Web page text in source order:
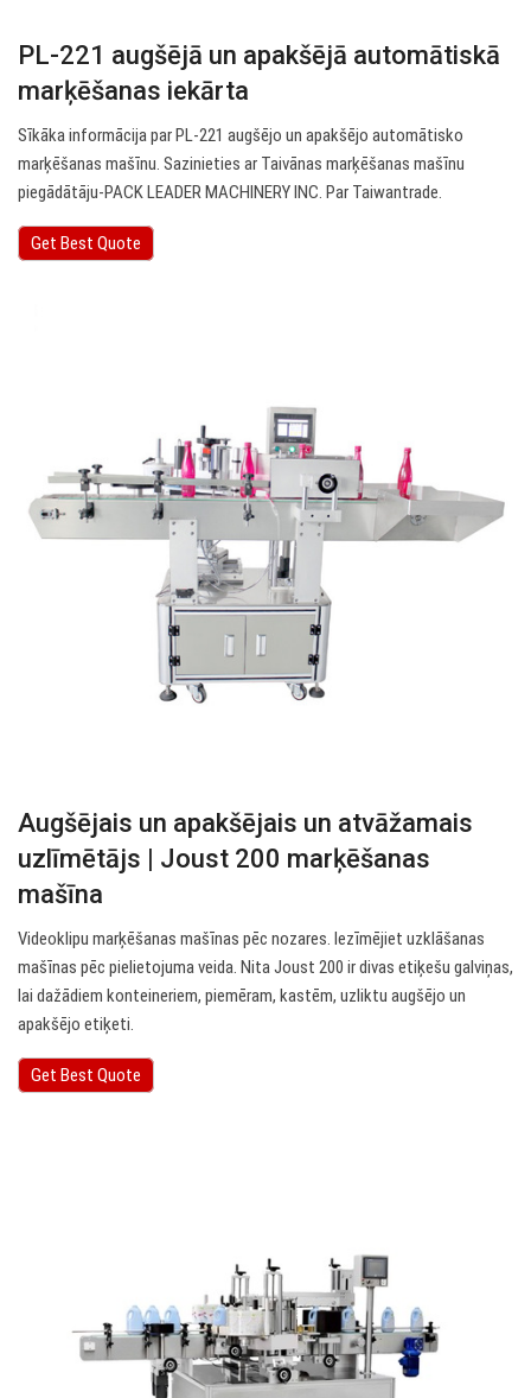
PL-221 augšējā un apakšējā automātiskā
marķēšanas iekārta
Sīkāka informācija par PL-221 augšējo un apakšējo automātisko
marķēšanas mašīnu. Sazinieties ar Taivānas marķēšanas mašīnu
piegādātāju-PACK LEADER MACHINERY INC. Par Taiwantrade.
Get Best Quote
Augšējais un apakšējais un atvāžamais
uzlīmētājs | Joust 200 marķēšanas
mašīna
Videoklipu marķēšanas mašīnas pēc nozares. Iezīmējiet uzklāšanas
mašīnas pēc pielietojuma veida. Nita Joust 200 ir divas etiķešu galviņas,
lai dažādiem konteineriem, piemēram, kastēm, uzliktu augšējo un
apakšējo etiķeti.
Get Best Quote